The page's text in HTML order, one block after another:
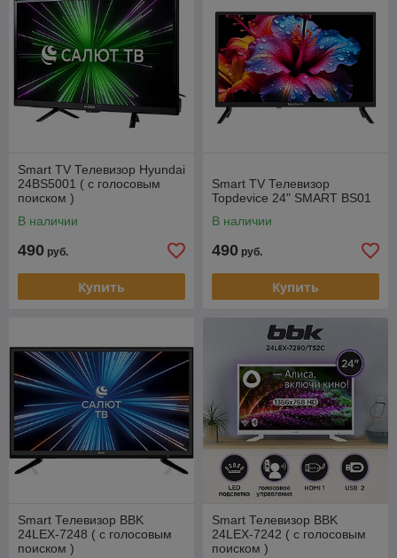
Smart TV Телевизор Hyundai
24BS5001 ( с голосовым
поиском )
В наличии
490 руб.
Купить
Smart TV Телевизор
Topdevice 24" SMART BS01
В наличии
490 руб.
Купить
Smart Телевизор BBK
24LEX-7248 ( с голосовым
поиском )
Smart Телевизор BBK
24LEX-7242 ( с голосовым
поиском )